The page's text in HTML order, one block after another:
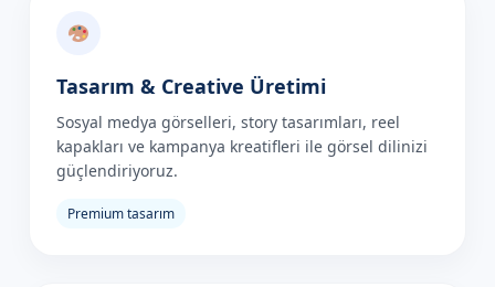
Tasarım & Creative Üretimi
Sosyal medya görselleri, story tasarımları, reel
kapakları ve kampanya kreatifleri ile görsel dilinizi
güçlendiriyoruz.
Premium tasarım